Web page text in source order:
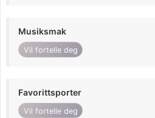
Musiksmak
Vil fortelle deg
Favorittsporter
Vil fortelle deg